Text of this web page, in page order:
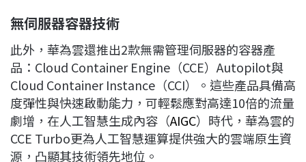
無伺服器容器技術
此外，華為雲還推出2款無需管理伺服器的容器產
品：Cloud Container Engine（CCE）Autopilot與
Cloud Container Instance（CCI）。這些產品具備高
度彈性與快速啟動能力，可輕鬆應對高達10倍的流量
劇增，在人工智慧生成內容（AIGC）時代，華為雲的
CCE Turbo更為人工智慧運算提供強大的雲端原生資
源，凸顯其技術領先地位。